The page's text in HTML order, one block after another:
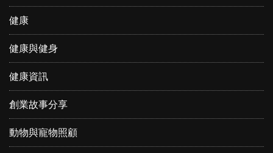
健康
健康與健身
健康資訊
創業故事分享
動物與寵物照顧